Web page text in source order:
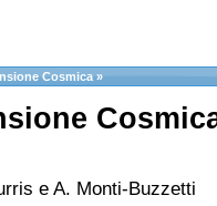
Cosmica »
e A. Monti-Buzzetti